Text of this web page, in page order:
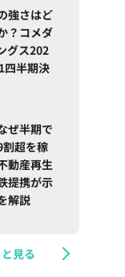
強さはど
？コメダ
グス202
四半期決
ぜ半期で
超を稼
動産再生
提携が示
解説
見る